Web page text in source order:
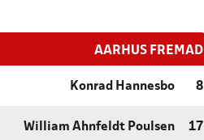
AARHUS FREMAD
Konrad Hannesbo 8
William Ahnfeldt Poulsen 17